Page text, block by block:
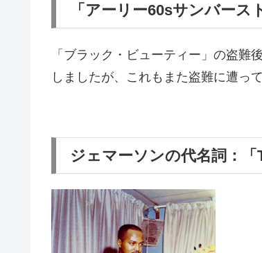
「アーリー60sサンバース
「ブラック・ビューティー」の盗難
しましたが、これもまた盗難に遭っ
ジェマーソンの代名詞：「